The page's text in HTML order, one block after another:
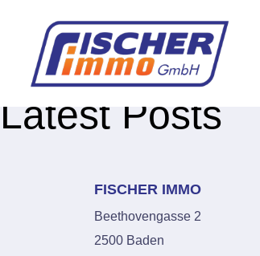
Latest Posts
FISCHER IMMO
Beethovengasse 2
2500 Baden